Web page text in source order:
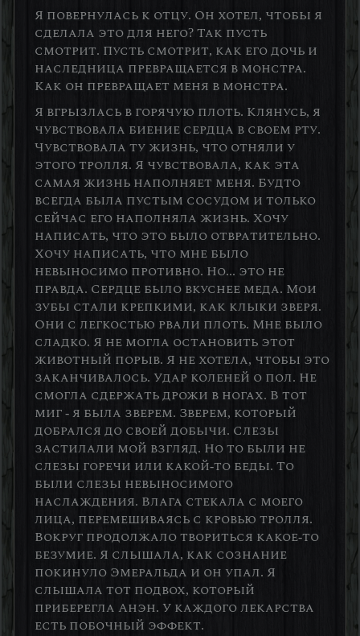
Я повернулась к отцу. Он хотел, чтобы я
сделала это для него? Так пусть
смотрит. Пусть смотрит, как его дочь и
наследница превращается в монстра.
Как он превращает меня в монстра.
Я вгрызлась в горячую плоть. Клянусь, я
чувствовала биение сердца в своем рту.
Чувствовала ту жизнь, что отняли у
этого тролля. Я чувствовала, как эта
самая жизнь наполняет меня. Будто
всегда была пустым сосудом и только
сейчас его наполняла жизнь. Хочу
написать, что это было отвратительно.
Хочу написать, что мне было
невыносимо противно. Но... это не
правда. Сердце было вкуснее меда. Мои
зубы стали крепкими, как клыки зверя.
Они с легкостью рвали плоть. Мне было
сладко. Я не могла остановить этот
животный порыв. Я не хотела, чтобы это
заканчивалось. Удар коленей о пол. Не
смогла сдержать дрожи в ногах. В тот
миг - я была зверем. Зверем, который
добрался до своей добычи. Слезы
застилали мой взгляд. Но то были не
слезы горечи или какой-то беды. То
были слезы невыносимого
наслаждения. Влага стекала с моего
лица, перемешиваясь с кровью тролля.
Вокруг продолжало твориться какое-то
безумие. Я слышала, как сознание
покинуло Эмеральда и он упал. Я
слышала тот подвох, который
приберегла Анэн. У каждого лекарства
есть побочный эффект.